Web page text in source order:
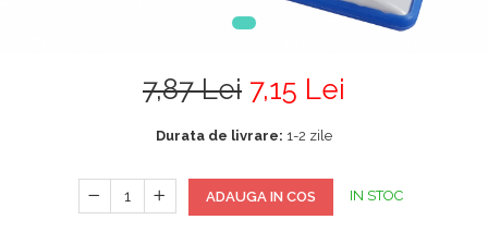
7,87 Lei 7,15 Lei
Durata de livrare: 1-2 zile
ADAUGA IN COS IN STOC